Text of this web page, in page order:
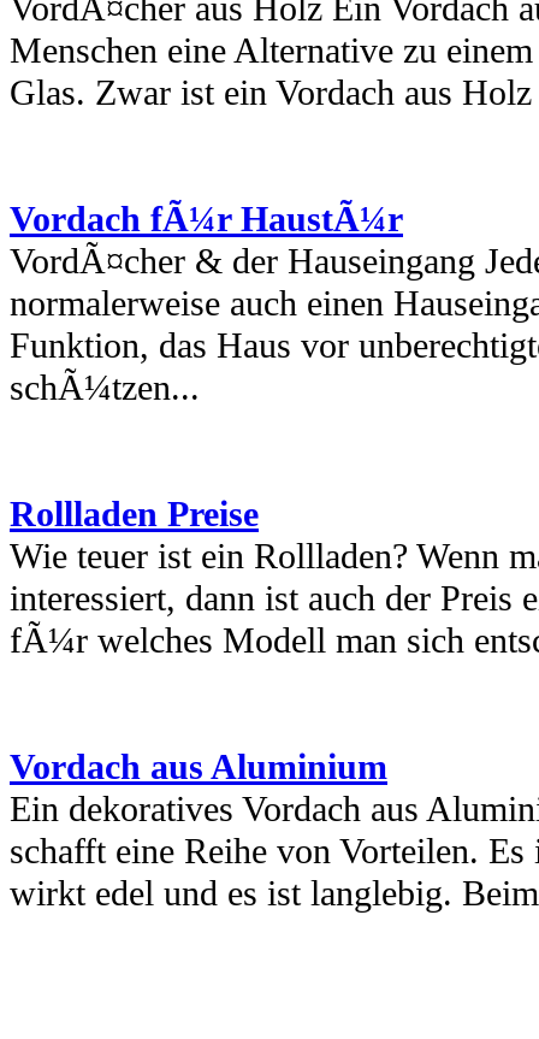
Menschen eine Alternative zu
Glas. Zwar ist ein Vordach aus
Vordach fÃ¼r HaustÃ¼r
VordÃ¤cher & der Hauseingang
normalerweise auch einen
Funktion, das Haus vor
schÃ¼tzen...
Rollladen Preise
Wie teuer ist ein Rollladen? Wenn
interessiert, dann ist auch der Preis
fÃ¼r welches Modell man sich
Vordach aus Aluminium
Ein dekoratives Vordach aus
schafft eine Reihe von Vorteilen.
wirkt edel und es ist langlebig.